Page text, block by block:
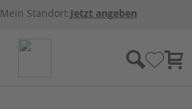
Mein Standort:Jetzt angeben